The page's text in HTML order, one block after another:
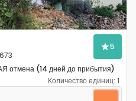
5
отмена (14 дней до прибытия)
Количество единиц: 1
Басина - Basina, Хвар